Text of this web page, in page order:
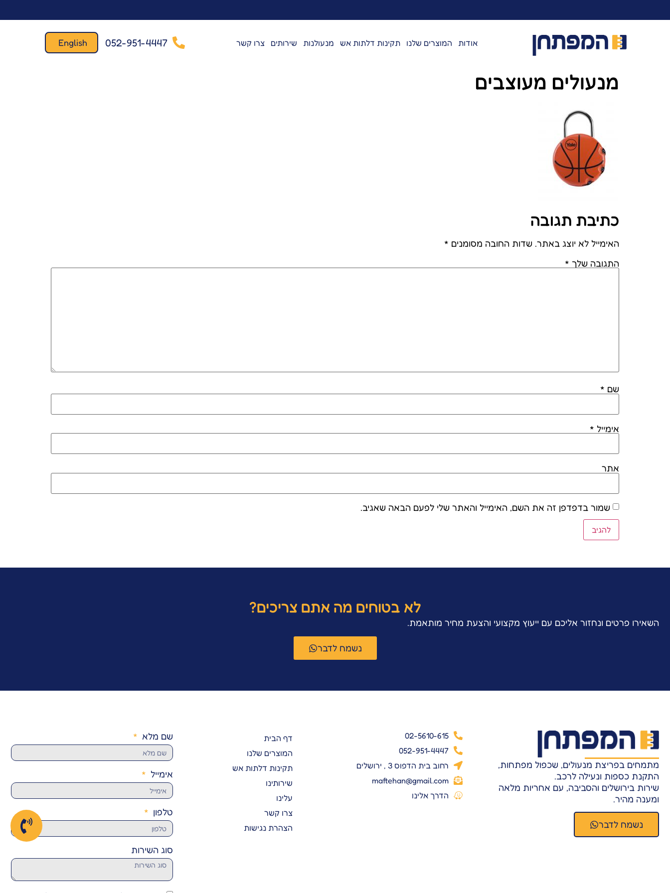
אודות המוצרים שלנו תקינות דלתות אש מנעולנות שירותים צרו קשר 052-951-4447
English
מנעולים מעוצבים
כתיבת תגובה
האימייל לא יוצג באתר. שדות החובה מסומנים *
התגובה שלך *
שם *
אימייל *
אתר
שמור בדפדפן זה את השם, האימייל והאתר שלי לפעם הבאה שאגיב.
לא בטוחים מה אתם צריכים?
השאירו פרטים ונחזור אליכם עם ייעוץ מקצועי והצעת מחיר מותאמת.
נשמח לדבר
מתמחים בפריצת מנעולים, שכפול מפתחות,
התקנת כספות ונעילה לרכב.
שירות בירושלים והסביבה, עם אחריות מלאה
ומענה מהיר.
נשמח לדבר
02-5610-615
052-951-4447
רחוב בית הדפוס 3 , ירושלים
maftehan@gmail.com
הדרך אלינו
דף הבית
המוצרים שלנו
תקינות דלתות אש
שירותינו
עלינו
צרו קשר
הצהרת נגישות
שם מלא
אימייל
טלפון
סוג השירות